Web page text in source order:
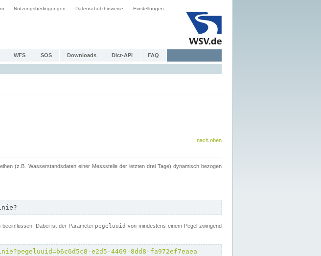
Nutzungsbedingungen Datenschutzhinweise Einstellungen
WFS SOS Downloads Dict-API FAQ
nach oben
(z.B. Wasserstandsdaten einer Messstelle der letzten drei Tage) dynamisch bezogen
Dabei ist der Parameter pegeluuid von mindestens einem Pegel zwingend
e2d5-4469-8dd8-fa972ef7eaea